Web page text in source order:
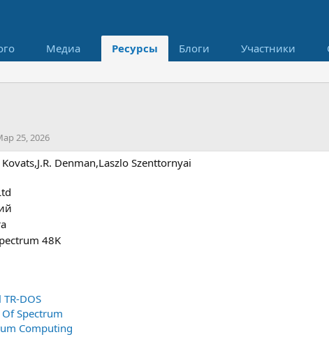
Медиа Ресурсы Блоги Участники
25, 2026
Denman,Laszlo Szenttornyai
48K
DOS
Spectrum
Computing